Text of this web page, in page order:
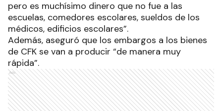
pero es muchísimo dinero que no fue a las
escuelas, comedores escolares, sueldos de los
médicos, edificios escolares”.
Además, aseguró que los embargos a los bienes
de CFK se van a producir “de manera muy
rápida”.
Ads